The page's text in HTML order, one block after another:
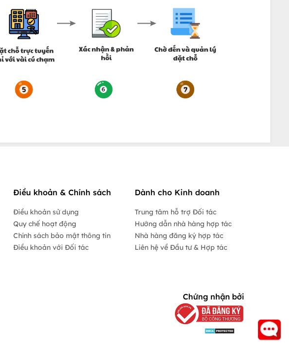
Điều khoản & Chính sách
Điều khoản sử dụng
Quy chế hoạt động
Chính sách bảo mật thông tin
Điều khoản với Đối tác
Dành cho Kinh doanh
Trung tâm hỗ trợ Đối tác
Hướng dẫn nhà hàng hợp tác
Nhà hàng đăng ký hợp tác
Liên hệ về Đầu tư & Hợp tác
Chứng nhận bởi